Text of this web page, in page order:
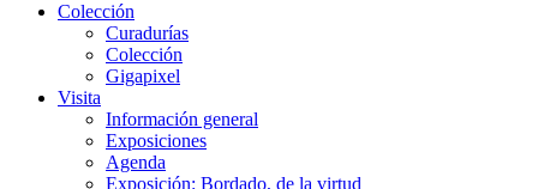
Colección
Curadurías
Colección
Gigapixel
Visita
Información general
Exposiciones
Agenda
Exposición: Bordado, de la virtud